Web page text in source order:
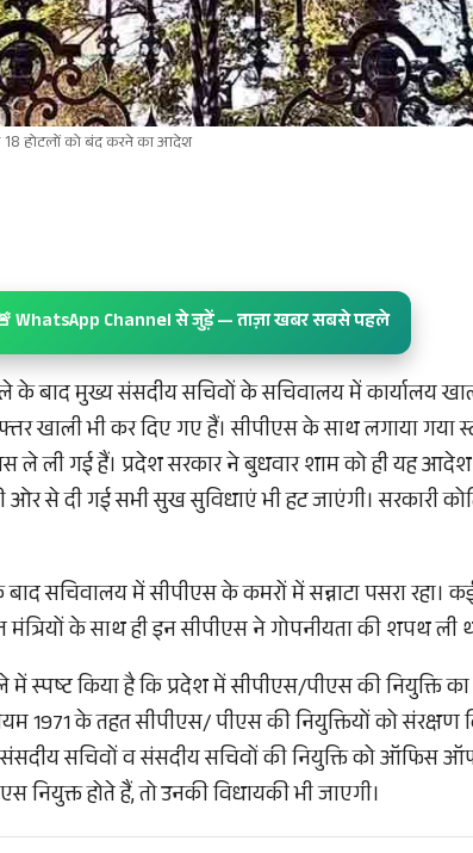
18 होटलों को बंद करने का आदेश
WhatsApp Channel से जुड़ें — ताज़ा खबर सबसे पहले
के बाद मुख्य संसदीय सचिवों के सचिवालय में कार्यालय
खाली भी कर दिए गए हैं। सीपीएस के साथ लगाया गया
ले ली गई हैं। प्रदेश सरकार ने बुधवार शाम को ही यह आदेश
से दी गई सभी सुख सुविधाएं भी हट जाएंगी। सरकारी
सचिवालय में सीपीएस के कमरों में सन्नाटा पसरा रहा।
के साथ ही इन सीपीएस ने गोपनीयता की शपथ ली
में स्पष्ट किया है कि प्रदेश में सीपीएस/पीएस की नियुक्ति
1971 के तहत सीपीएस/ पीएस की नियुक्तियों को संरक्षण
सचिवों व संसदीय सचिवों की नियुक्ति को ऑफिस ऑफ
होते हैं, तो उनकी विधायकी भी जाएगी।